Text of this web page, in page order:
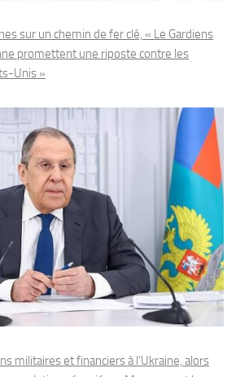
sur un chemin de fer clé, « Le Gardiens
promettent une riposte contre les
Unis »
militaires et financiers à l’Ukraine, alors